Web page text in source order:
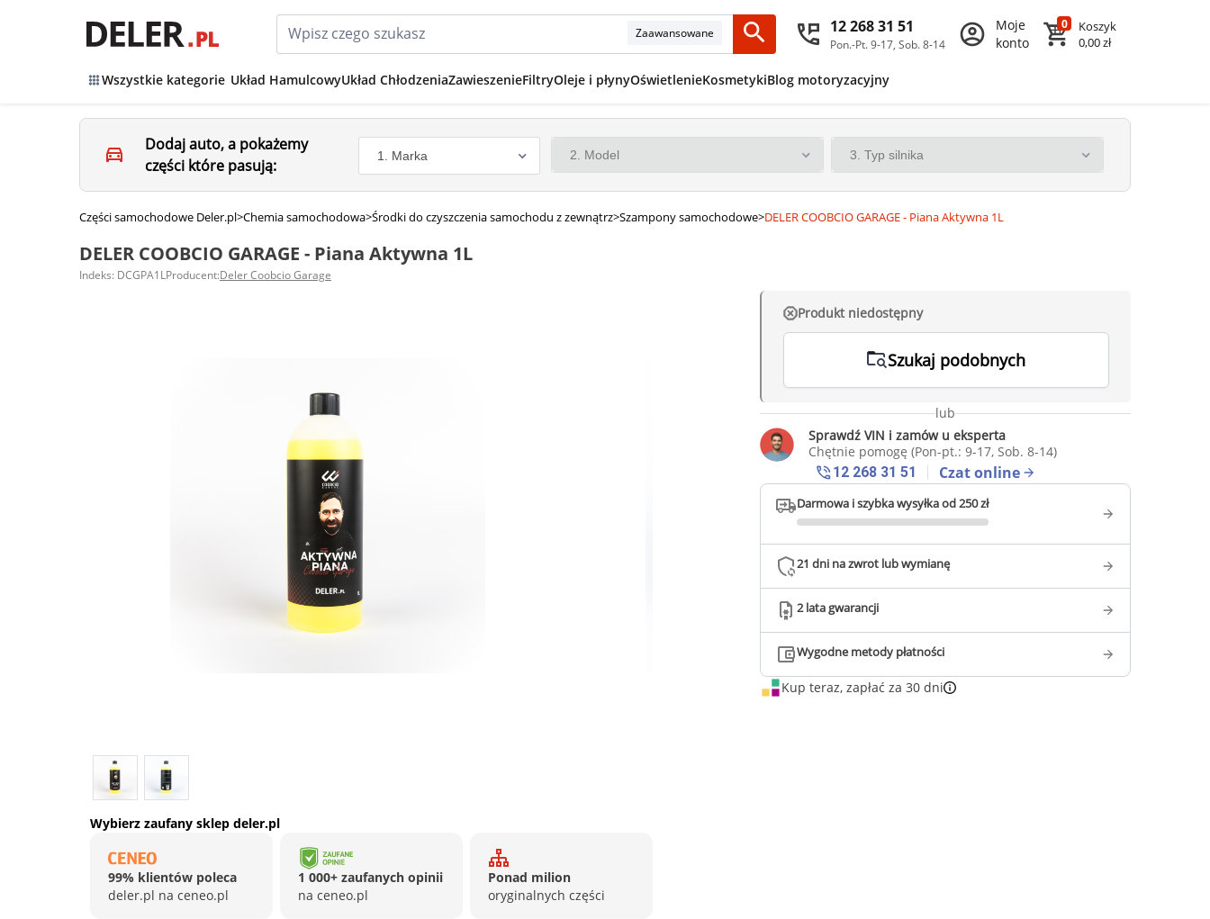
Zaawansowane 12 268 31 51
Pon.-Pt. 9-17, Sob. 8-14
Moje
konto
0
Koszyk
0,00 zł
Wszystkie kategorie Układ HamulcowyUkład ChłodzeniaZawieszenieFiltryOleje i płynyOświetlenieKosmetykiBlog motoryzacyjny
Dodaj auto, a pokażemy
części które pasują:
Części samochodowe Deler.pl>Chemia samochodowa>Środki do czyszczenia samochodu z zewnątrz>Szampony samochodowe>DELER COOBCIO GARAGE - Piana Aktywna 1L
DELER COOBCIO GARAGE - Piana Aktywna 1L
Indeks: DCGPA1LProducent:Deler Coobcio Garage
Produkt niedostępny
Szukaj podobnych
lub
Sprawdź VIN i zamów u eksperta
Chętnie pomogę (Pon-pt.: 9-17, Sob. 8-14)
12 268 31 51
Czat online
Darmowa i szybka wysyłka od 250 zł
21 dni na zwrot lub wymianę
2 lata gwarancji
Wygodne metody płatności
Kup teraz, zapłać za 30 dni
Wybierz zaufany sklep deler.pl
99% klientów poleca
deler.pl na ceneo.pl
1 000+ zaufanych opinii
na ceneo.pl
Ponad milion
oryginalnych części